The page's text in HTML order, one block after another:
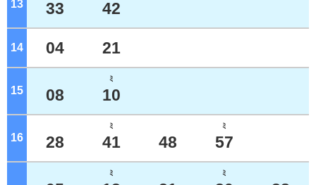
13 33 42
14 04 21
15 08
ﾐ
10
16 28
ﾐ
41 48
ﾐ
57
ﾐ ﾐ